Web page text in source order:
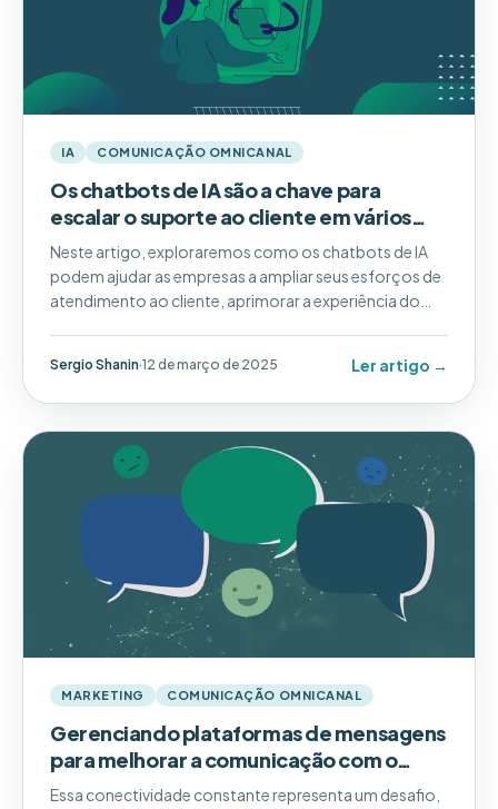
IA COMUNICAÇÃO OMNICANAL
Os chatbots de IA são a chave para
escalar o suporte ao cliente em vários
locais?
Neste artigo, exploraremos como os chatbots de IA
podem ajudar as empresas a ampliar seus esforços de
atendimento ao cliente, aprimorar a experiência do
Sergio Shanin·12 de março de 2025 Ler artigo →
MARKETING COMUNICAÇÃO OMNICANAL
Gerenciando plataformas de mensagens
para melhorar a comunicação com o
cliente
Essa conectividade constante representa um desafio,